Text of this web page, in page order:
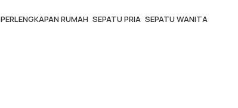
PERLENGKAPAN RUMAH SEPATU PRIA SEPATU WANITA